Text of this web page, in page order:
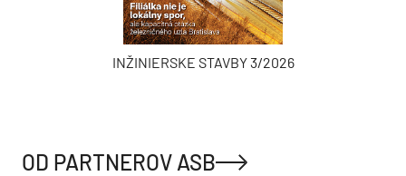
INŽINIERSKE STAVBY 3/2026
OD PARTNEROV ASB